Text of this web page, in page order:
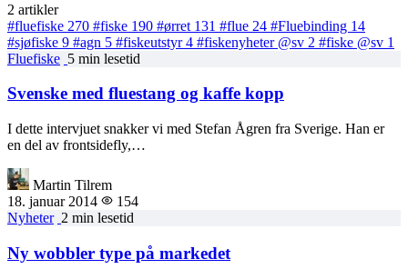
2 artikler
#fluefiske 270 #fiske 190 #ørret 131 #flue 24 #Fluebinding 14
#sjøfiske 9 #agn 5 #fiskeutstyr4 #fiskenyheter @sv 2 #fiske @sv 1
Fluefiske 5 min lesetid
Svenske med fluestang og kaffe kopp
I dette intervjuet snakker vi med Stefan Ågren fra Sverige. Han er
en del av frontsidefly,…
Martin Tilrem
18. januar 2014
154
Nyheter 2 min lesetid
Ny wobbler type på markedet